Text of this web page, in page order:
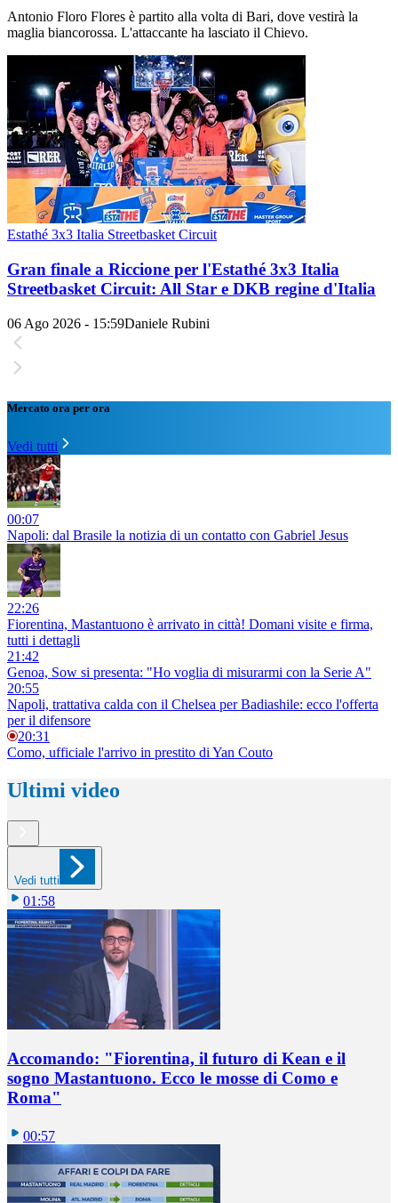
Antonio Floro Flores è partito alla volta di Bari, dove vestirà la
maglia biancorossa. L'attaccante ha lasciato il Chievo.
Estathé 3x3 Italia Streetbasket Circuit
Gran finale a Riccione per l'Estathé 3x3 Italia
Streetbasket Circuit: All Star e DKB regine d'Italia
06 Ago 2026 - 15:59Daniele Rubini
Mercato ora per ora
Vedi tutti
00:07
Napoli: dal Brasile la notizia di un contatto con Gabriel Jesus
22:26
Fiorentina, Mastantuono è arrivato in città! Domani visite e firma,
tutti i dettagli
21:42
Genoa, Sow si presenta: "Ho voglia di misurarmi con la Serie A"
20:55
Napoli, trattativa calda con il Chelsea per Badiashile: ecco l'offerta
per il difensore
20:31
Como, ufficiale l'arrivo in prestito di Yan Couto
Ultimi video
Vedi tutti
01:58
Accomando: "Fiorentina, il futuro di Kean e il
sogno Mastantuono. Ecco le mosse di Como e
Roma"
00:57